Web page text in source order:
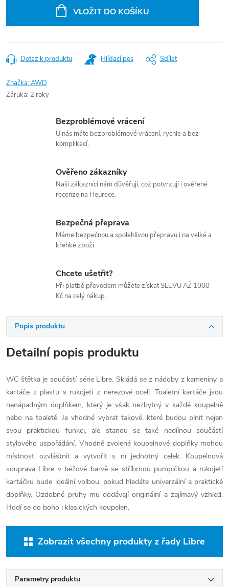
VLOŽIT DO KOŠÍKU
Dotaz k produktu Hlídací pes Sdílet
Značka:AWD
Záruka: 2 roky
Bezproblémové vrácení
U nás máte bezproblémové vrácení, rychle a bez
komplikací.
Ověřeno zákazníky
Naši zákazníci nám důvěřují, což potvrzují i ověřené
recenze na Heurece.
Bezpečná přeprava
Máme bezpečnou a spolehlivou přepravu i na velké a
křehké zboží.
Chcete ušetřit?
Při platbě převodem můžete získat SLEVU AŽ 1000
Kč na celý nákup.
Popis produktu
Detailní popis produktu
WC štětka je součástí série Libre. Skládá se z nádoby z kameniny a
kartáče z plastu s rukojetí z nerezové oceli. Toaletní kartáče jsou
nenápadným doplňkem, který je však nezbytný v každé koupelně
nebo na toaletě. Je vhodné vybrat takové, které budou plnit nejen
svou praktickou funkci, ale stanou se také nedílnou součástí
stylového uspořádání. Vhodně zvolené koupelnové doplňky mohou
místnost ozvláštnit a vytvořit s ní jednotný celek. Koupelnová
souprava Libre v béžové barvě se stříbrnou pumpičkou a rukojetí
kartáčku bude ideální volbou, pokud hledáte univerzální a praktické
doplňky. Ozdobné pruhy mu dodávají originální a zajímavý vzhled.
Hodí se do boho i klasických koupelen.
Zobrazit všechny produkty z řady Libre
Parametry produktu